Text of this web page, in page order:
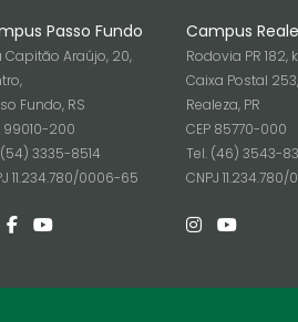
Passo Fundo
Capitão Araújo, 20,
Fundo, RS
99010-200
3335-8514
11.234.780/0006-65
Campus
Rodovia PR 182,
Caixa Postal 253,
Realeza, PR
CEP 85770-000
Tel. (46) 3543-
CNPJ